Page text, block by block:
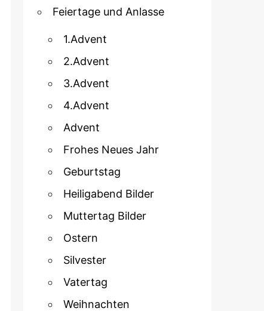
Feiertage und Anlasse
1.Advent
2.Advent
3.Advent
4.Advent
Advent
Frohes Neues Jahr
Geburtstag
Heiligabend Bilder
Muttertag Bilder
Ostern
Silvester
Vatertag
Weihnachten